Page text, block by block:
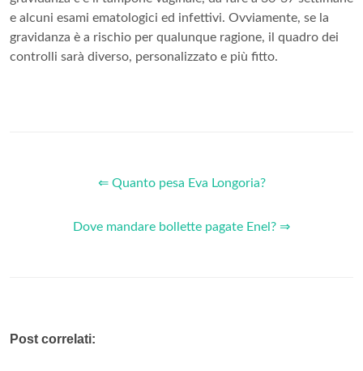
e alcuni esami ematologici ed infettivi. Ovviamente, se la
gravidanza è a rischio per qualunque ragione, il quadro dei
controlli sarà diverso, personalizzato e più fitto.
⇐ Quanto pesa Eva Longoria?
Dove mandare bollette pagate Enel? ⇒
Post correlati: